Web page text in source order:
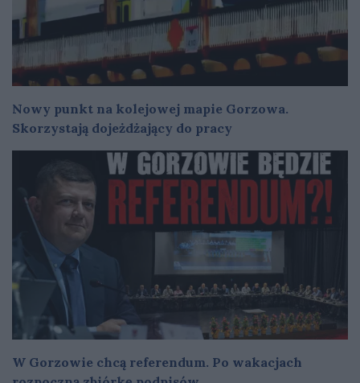
Nowy punkt na kolejowej mapie Gorzowa.
Skorzystają dojeżdżający do pracy
W Gorzowie chcą referendum. Po wakacjach